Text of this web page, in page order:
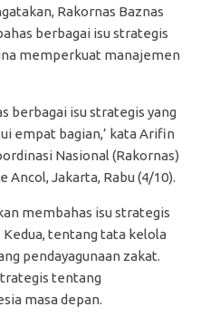
Rakornas Baznas
berbagai isu strategis
memperkuat manajemen
berbagai isu strategis yang
empat bagian,’ kata Arifin
Nasional (Rakornas)
Ancol, Jakarta, Rabu (4/10).
membahas isu strategis
tentang tata kelola
pendayagunaan zakat.
tentang
masa depan.